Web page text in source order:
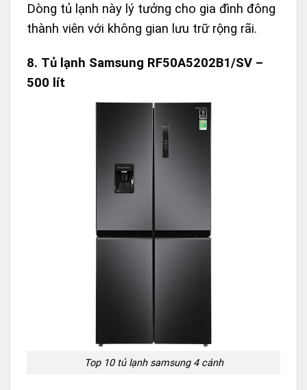
Dòng tủ lạnh này lý tưởng cho gia đình đông
thành viên với không gian lưu trữ rộng rãi.
8. Tủ lạnh Samsung RF50A5202B1/SV –
500 lít
Top 10 tủ lạnh samsung 4 cánh